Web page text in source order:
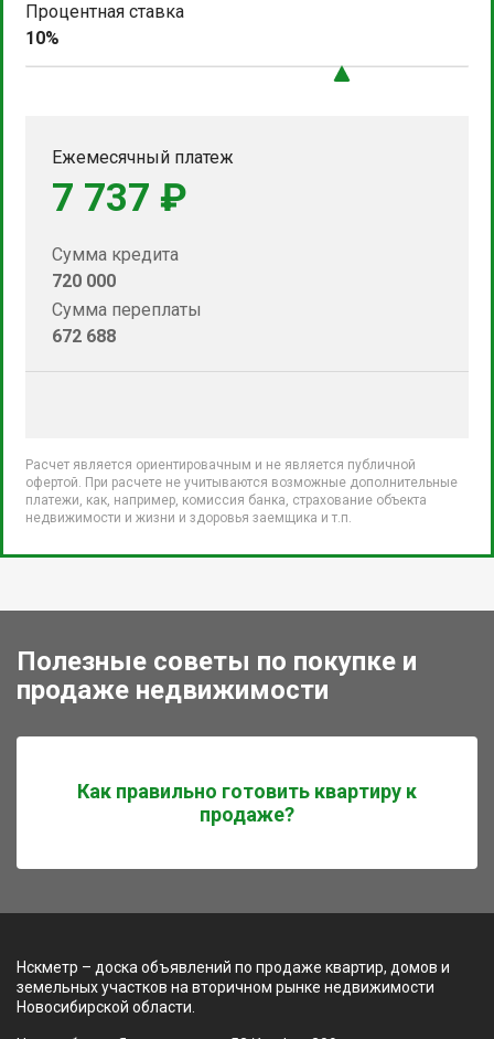
Процентная ставка
10%
Ежемесячный платеж
7 737 ₽
Сумма кредита
720 000
Сумма переплаты
672 688
Расчет является ориентировачным и не является публичной
офертой. При расчете не учитываются возможные дополнительные
платежи, как, например, комиссия банка, страхование объекта
недвижимости и жизни и здоровья заемщика и т.п.
Полезные советы по покупке и
продаже недвижимости
Как правильно готовить квартиру к
продаже?
Нскметр – доска объявлений по продаже квартир, домов и
земельных участков на вторичном рынке недвижимости
Новосибирской области.